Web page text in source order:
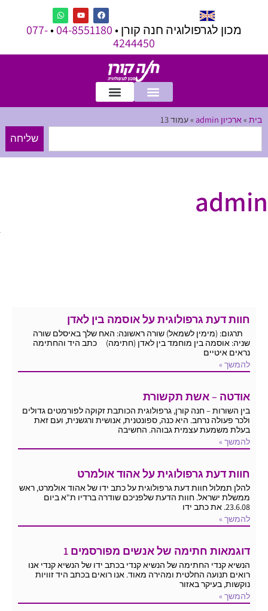
מכון לגרפולוגיה חנה קורן •04-8551180
•
077-
4244450
בית » ארכיון admin »עמוד 13
שליחה
admin
חוות דעת גרפולוגית על אוסמה בין לאדן
תרגום: (מימין לשמאל) שורה ראשונה: האח שלך באיסלם שורה
שניה: אוסמה בין מוחמד בין לאדן (חתימה) כתב היד והחתימה
נראים איטיים
להמשך »
אודטה – אשת תקשורת
בין השורות – חנה קורן, גרפולוגית הכותבת זקוקה לפורמטים גדולים
ולכר פעולה נרחב. היא כנה, ספונטנית, אנושית ורגשנית, ועם זאת
בעלת משמעת עצמית גבוהה. החשיבה
להמשך »
חוות דעת גרפולוגית על אהוד אולמרט
להלן תמלול חוות דעת גרפולוגית על כתב ידו של אהוד אולמרט, ראש
ממשלת ישראל. חוות הדעת שלפניכם שודרה ברדיו ת"א ביום
23.6.08. את כתב ידו
להמשך »
דוגמאות חתימה של אנשים מפורסמים 1
הנשיא קנדי החתימה של הנשיא קנדי בכתב ידו של הנשיא קנדי אנו
רואים תנועה החלטית ומהירה מאוד. אנו רואים בכתב היד זוויות
נוקשות, בעיקר באזור
להמשך »